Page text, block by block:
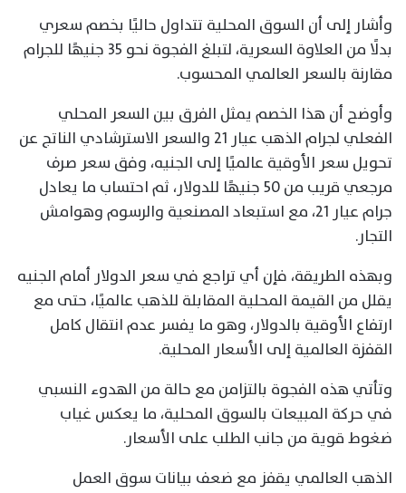
وأشار إلى أن السوق المحلية تتداول حاليًا بخصم سعري
بدلًا من العلاوة السعرية، لتبلغ الفجوة نحو 35 جنيهًا للجرام
مقارنة بالسعر العالمي المحسوب.
وأوضح أن هذا الخصم يمثل الفرق بين السعر المحلي
الفعلي لجرام الذهب عيار 21 والسعر الاسترشادي الناتج عن
تحويل سعر الأوقية عالميًا إلى الجنيه، وفق سعر صرف
مرجعي قريب من 50 جنيهًا للدولار، ثم احتساب ما يعادل
جرام عيار 21، مع استبعاد المصنعية والرسوم وهوامش
التجار.
وبهذه الطريقة، فإن أي تراجع في سعر الدولار أمام الجنيه
يقلل من القيمة المحلية المقابلة للذهب عالميًا، حتى مع
ارتفاع الأوقية بالدولار، وهو ما يفسر عدم انتقال كامل
القفزة العالمية إلى الأسعار المحلية.
وتأتي هذه الفجوة بالتزامن مع حالة من الهدوء النسبي
في حركة المبيعات بالسوق المحلية، ما يعكس غياب
ضغوط قوية من جانب الطلب على الأسعار.
الذهب العالمي يقفز مع ضعف بيانات سوق العمل